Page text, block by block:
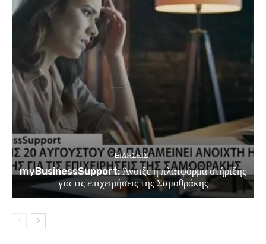
EΙΔΗΣΕΙΣ
myBusinessSupport: Άνοιξε η πλατφόρμα στήριξης
για τις επιχειρήσεις της Σαμοθράκης